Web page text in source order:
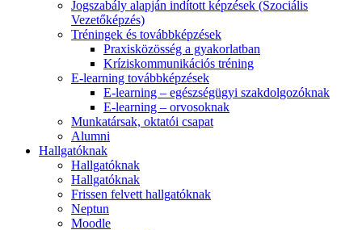
Jogszabály alapján indított képzések (Szociális
Vezetőképzés)
Tréningek és továbbképzések
Praxisközösség a gyakorlatban
Kríziskommunikációs tréning
E-learning továbbképzések
E-learning – egészségügyi szakdolgozóknak
E-learning – orvosoknak
Munkatársak, oktatói csapat
Alumni
Hallgatóknak
Hallgatóknak
Hallgatóknak
Frissen felvett hallgatóknak
Neptun
Moodle